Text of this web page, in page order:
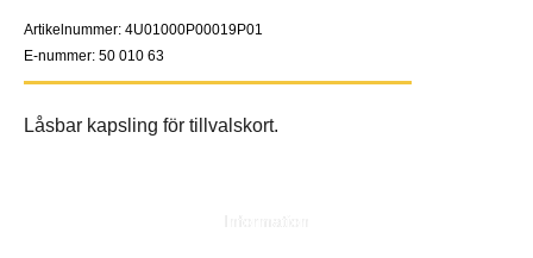
Artikelnummer: 4U01000P00019P01
E-nummer: 50 010 63
Låsbar kapsling för tillvalskort.